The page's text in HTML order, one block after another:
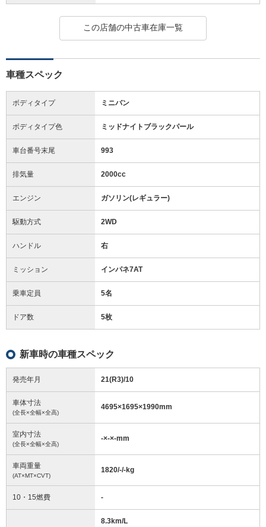
この店舗の中古車在庫一覧
車種スペック
ボディタイプ ミニバン
ボディタイプ色 ミッドナイトブラックパール
車台番号末尾 993
排気量 2000cc
エンジン ガソリン(レギュラー)
駆動方式 2WD
ハンドル 右
ミッション インパネ7AT
乗車定員 5名
ドア数 5枚
新車時の車種スペック
発売年月 21(R3)/10
車体寸法
(全長×全幅×全高)
4695×1695×1990mm
室内寸法
(全長×全幅×全高)
-×-×-mm
車両重量
(AT×MT×CVT)
1820/-/-kg
10・15燃費 -
8.3km/L